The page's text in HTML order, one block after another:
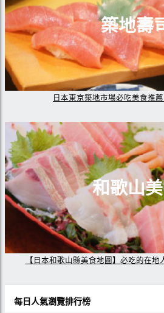
築地壽
日本東京築地市場必吃美食推薦
和歌山
【日本和歌山縣美食地圖】必吃的在地
每日人氣瀏覽排行榜